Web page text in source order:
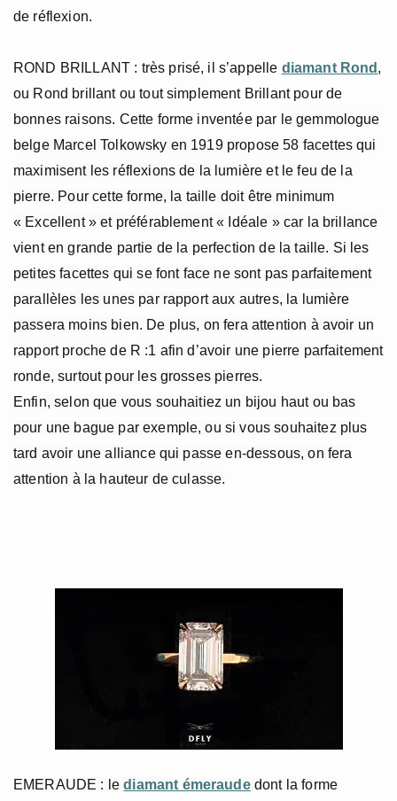
de réflexion.
ROND BRILLANT : très prisé, il s’appelle diamant Rond ,
ou Rond brillant ou tout simplement Brillant pour de
bonnes raisons. Cette forme inventée par le gemmologue
belge Marcel Tolkowsky en 1919 propose 58 facettes qui
maximisent les réflexions de la lumière et le feu de la
pierre. Pour cette forme, la taille doit être minimum
« Excellent » et préférablement « Idéale » car la brillance
vient en grande partie de la perfection de la taille. Si les
petites facettes qui se font face ne sont pas parfaitement
parallèles les unes par rapport aux autres, la lumière
passera moins bien. De plus, on fera attention à avoir un
rapport proche de R :1 afin d’avoir une pierre parfaitement
ronde, surtout pour les grosses pierres.
Enfin, selon que vous souhaitiez un bijou haut ou bas
pour une bague par exemple, ou si vous souhaitez plus
tard avoir une alliance qui passe en-dessous, on fera
attention à la hauteur de culasse.
EMERAUDE : lediamant émeraudedont la forme